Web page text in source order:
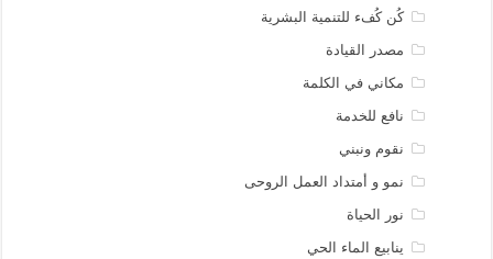
كُن كُفء للتنمية البشرية
مصدر القيادة
مكاني في الكلمة
نافع للخدمة
نقوم ونبني
نمو و أمتداد العمل الروحى
نور الحياة
ينابيع الماء الحي